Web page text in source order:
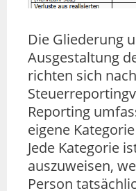
Die Gliederung
Ausgestaltung
richten sich
Reporting
eigene
Jede Kategorie
auszuweisen,
Person